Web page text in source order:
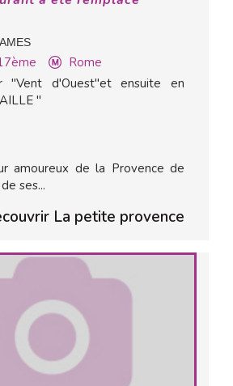
Rome
"Vent d'Ouest"et ensuite en
"
amoureux de la Provence de
ses...
La petite provence